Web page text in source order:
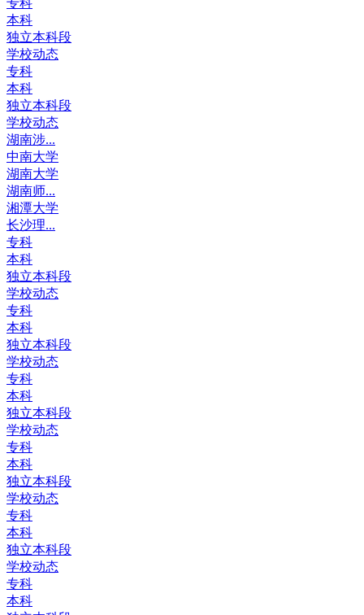
专科
本科
独立本科段
学校动态
专科
本科
独立本科段
学校动态
湖南涉...
中南大学
湖南大学
湖南师...
湘潭大学
长沙理...
专科
本科
独立本科段
学校动态
专科
本科
独立本科段
学校动态
专科
本科
独立本科段
学校动态
专科
本科
独立本科段
学校动态
专科
本科
独立本科段
学校动态
专科
本科